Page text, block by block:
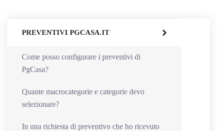
PREVENTIVI PGCASA.IT
Come posso configurare i preventivi di
PgCasa?
Quante macrocategorie e categorie devo
selezionare?
In una richiesta di preventivo che ho ricevuto